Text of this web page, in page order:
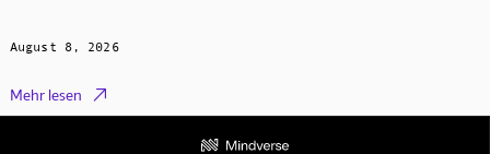
August 8, 2026
Mehr lesen 